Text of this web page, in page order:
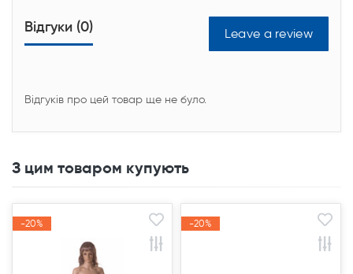
Відгуки (0) Leave a review
Відгуків про цей товар ще не було.
З цим товаром купують
-20%
-20% -20%
-20%